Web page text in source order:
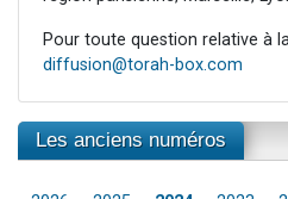
Pour toute question relative à
diffusion@torah-box.com
Les anciens numéros